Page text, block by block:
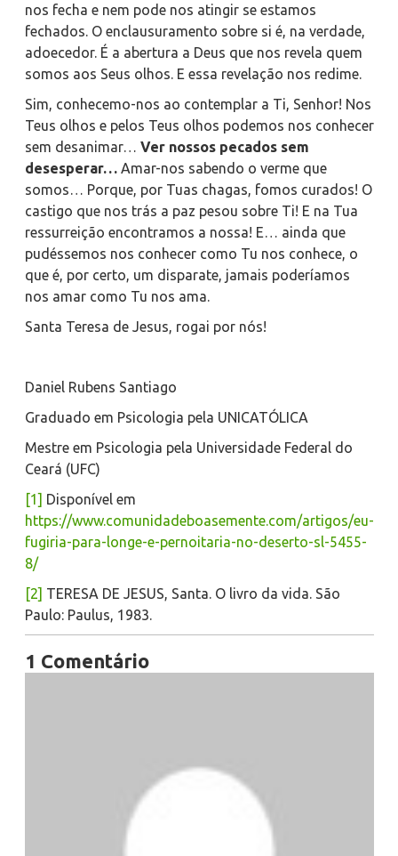
nos fecha e nem pode nos atingir se estamos
fechados. O enclausuramento sobre si é, na verdade,
adoecedor.É a abertura a Deus que nos revela quem
somos aos Seus olhos. E essa revelação nos redime.
Sim, conhecemo-nos ao contemplar a Ti, Senhor! Nos
Teus olhos e pelos Teus olhos podemos nos conhecer
sem desanimar… Ver nossos pecados sem
desesperar…Amar-nos sabendo o verme que
somos… Porque, por Tuas chagas, fomos curados! O
castigo que nos trás a paz pesou sobre Ti! E na Tua
ressurreição encontramos a nossa! E… ainda que
pudéssemos nos conhecer como Tu nos conhece, o
que é, por certo, um disparate, jamais poderíamos
nos amar como Tu nos ama.
Santa Teresa de Jesus, rogai por nós!
Daniel Rubens Santiago
Graduado em Psicologia pela UNICATÓLICA
Mestre em Psicologia pela Universidade Federal do
Ceará (UFC)
[1] Disponível em
https://www.comunidadeboasemente.com/artigos/eu-
fugiria-para-longe-e-pernoitaria-no-deserto-sl-5455-
8/
[2] TERESA DE JESUS, Santa. O livro da vida. São
Paulo: Paulus, 1983.
1 Comentário